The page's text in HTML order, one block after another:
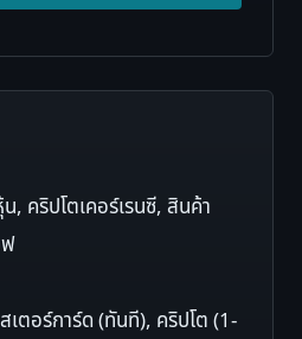
, คริปโตเคอร์เรนซี, สินค้า
เตอร์การ์ด (ทันที), คริปโต (1-